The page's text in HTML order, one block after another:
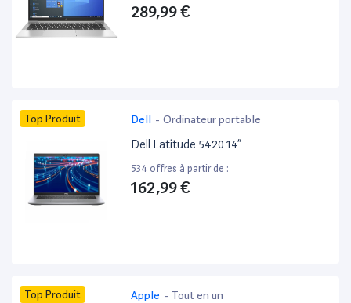
289,99 €
Top Produit Dell - Ordinateur portable
Dell Latitude 5420 14”
534 offres à partir de :
162,99 €
Top Produit Apple - Tout en un